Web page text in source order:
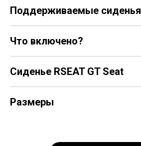
Поддерживаемые сиденья
Что включено?
Сиденье RSEAT GT Seat
Размеры